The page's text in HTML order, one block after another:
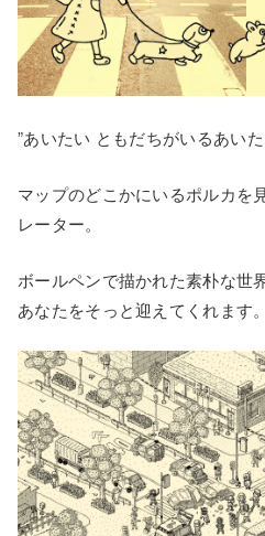
”あいたい ともだちがいるあい
マップのどこかにいるポルカを
レーター。
ボールペンで描かれた素朴な世
あなたをそっと迎えてくれます。